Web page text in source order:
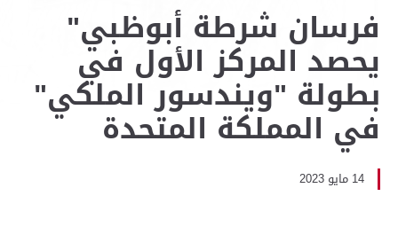
فرسان شرطة أبوظبي"
يحصد المركز الأول في
بطولة "ويندسور الملكي"
في المملكة المتحدة
14 مايو 2023